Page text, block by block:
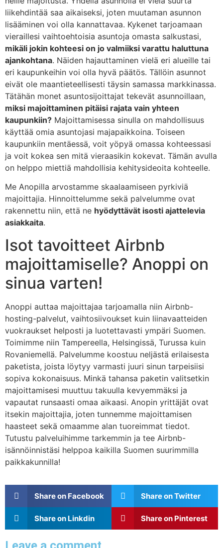
liikehdintää saa aikaiseksi, joten muutaman asunnon
lisääminen voi olla kannattavaa. Kykenet tarjoamaan
vieraillesi vaihtoehtoisia asuntoja omasta salkustasi,
mikäli jokin kohteesi on jo valmiiksi varattu haluttuna
ajankohtana. Näiden hajauttaminen vielä eri alueille tai
eri kaupunkeihin voi olla hyvä päätös. Tällöin asunnot
eivät ole maantieteellisesti täysin samassa markkinassa.
Tätähän monet asuntosijoittajat tekevät asunnoillaan,
miksi majoittaminen pitäisi rajata vain yhteen
kaupunkiin? Majoittamisessa sinulla on mahdollisuus
käyttää omia asuntojasi majapaikkoina. Toiseen
kaupunkiin mentäessä, voit yöpyä omassa kohteessasi
ja voit kokea sen mitä vieraasikin kokevat. Tämän avulla
on helppo miettiä mahdollisia kehitysideoita kohteelle.
Me Anopilla arvostamme skaalaamiseen pyrkiviä
majoittajia. Hinnoittelumme sekä palvelumme ovat
rakennettu niin, että ne hyödyttävät isosti ajattelevia
asiakkaita.
Isot tavoitteet Airbnb
majoittamiselle? Anoppi on
sinua varten!
Anoppi auttaa majoittajaa tarjoamalla niin Airbnb-
hosting-palvelut, vaihtosiivoukset kuin liinavaatteiden
vuokraukset helposti ja luotettavasti ympäri Suomen.
Toimimme niin Tampereella, Helsingissä, Turussa kuin
Rovaniemellä. Palvelumme koostuu neljästä erilaisesta
paketista, joista löytyy varmasti juuri sinun tarpeisiisi
sopiva kokonaisuus. Minkä tahansa paketin valitsetkin
majoittamisesi muuttuu takuulla kevyemmäksi ja
vapautat runsaasti omaa aikaasi. Anopin yrittäjät ovat
itsekin majoittajia, joten tunnemme majoittamisen
haasteet sekä omaamme alan tuoreimmat tiedot.
Tutustu palveluihimme tarkemmin ja tee Airbnb-
isännöinnistäsi helppoa kaikilla Suomen suurimmilla
paikkakunnilla!
Share on Facebook Share on Twitter
Share on Linkdin Share on Pinterest